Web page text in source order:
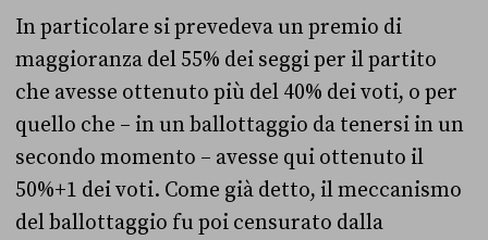
In particolare si prevedeva un premio di
maggioranza del 55% dei seggi per il partito
che avesse ottenuto più del 40% dei voti, o per
quello che – in un ballottaggio da tenersi in un
secondo momento – avesse qui ottenuto il
50%+1 dei voti. Come già detto, il meccanismo
del ballottaggio fu poi censurato dalla